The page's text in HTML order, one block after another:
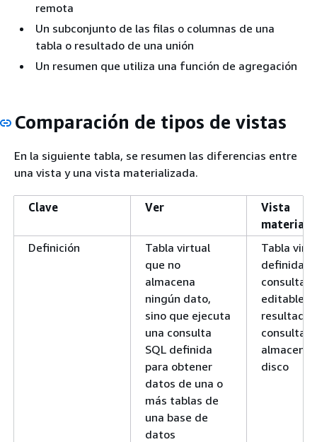
remota
Un subconjunto de las filas o columnas de una
tabla o resultado de una unión
Un resumen que utiliza una función de agregación
Comparación de tipos de vistas
En la siguiente tabla, se resumen las diferencias entre
una vista y una vista materializada.
Clave Ver
Vista
Definición
Tabla virtual
que no
almacena
ningún dato,
sino que ejecuta
una consulta
SQL definida
para obtener
datos de una o
más tablas de
una base de
datos
Tabla
definida
consulta
editable,
resultado
consulta
almacena
disco